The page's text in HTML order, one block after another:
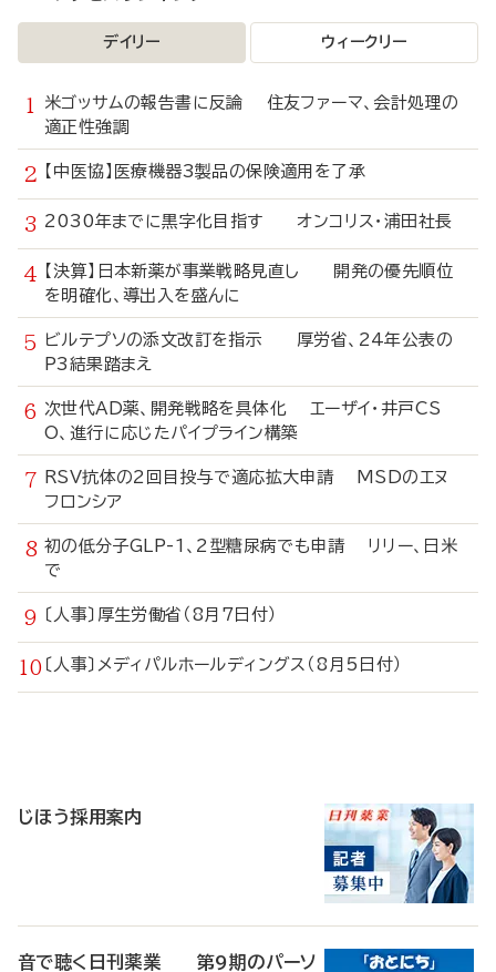
デイリー ウィークリー
米ゴッサムの報告書に反論 住友ファーマ、会計処理の
適正性強調
【中医協】医療機器3製品の保険適用を了承
2030年までに黒字化目指す オンコリス・浦田社長
【決算】日本新薬が事業戦略見直し 開発の優先順位
を明確化、導出入を盛んに
ビルテプソの添文改訂を指示 厚労省、24年公表の
P3結果踏まえ
次世代AD薬、開発戦略を具体化 エーザイ・井戸CS
O、進行に応じたパイプライン構築
RSV抗体の2回目投与で適応拡大申請 MSDのエヌ
フロンシア
初の低分子GLP-1、2型糖尿病でも申請 リリー、日米
で
〔人事〕厚生労働省（8月7日付）
〔人事〕メディパルホールディングス（8月5日付）
じほう採用案内
音で聴く日刊薬業 第9期のパーソ